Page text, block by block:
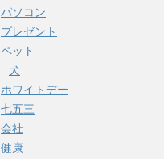
パソコン
プレゼント
ペット
犬
ホワイトデー
七五三
会社
健康